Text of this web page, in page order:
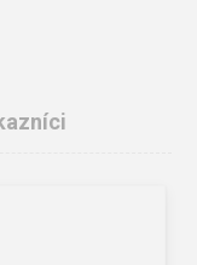
BEGNA Pánska softshell